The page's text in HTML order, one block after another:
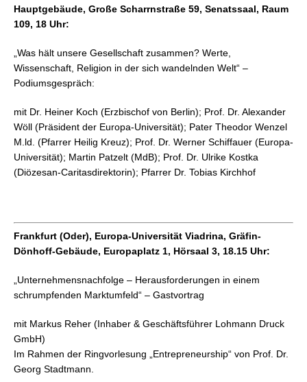
Hauptgebäude, Große Scharrnstraße 59, Senatssaal, Raum
109, 18 Uhr:
„Was hält unsere Gesellschaft zusammen? Werte,
Wissenschaft, Religion in der sich wandelnden Welt“ –
Podiumsgespräch:
mit Dr. Heiner Koch (Erzbischof von Berlin); Prof. Dr. Alexander
Wöll (Präsident der Europa-Universität); Pater Theodor Wenzel
M.ld. (Pfarrer Heilig Kreuz); Prof. Dr. Werner Schiffauer (Europa-
Universität); Martin Patzelt (MdB); Prof. Dr. Ulrike Kostka
(Diözesan-Caritasdirektorin); Pfarrer Dr. Tobias Kirchhof
Frankfurt (Oder), Europa-Universität Viadrina, Gräfin-
Dönhoff-Gebäude, Europaplatz 1, Hörsaal 3, 18.15 Uhr:
„Unternehmensnachfolge – Herausforderungen in einem
schrumpfenden Marktumfeld“ – Gastvortrag
mit Markus Reher (Inhaber & Geschäftsführer Lohmann Druck
GmbH)
Im Rahmen der Ringvorlesung „Entrepreneurship“ von Prof. Dr.
Georg Stadtmann.